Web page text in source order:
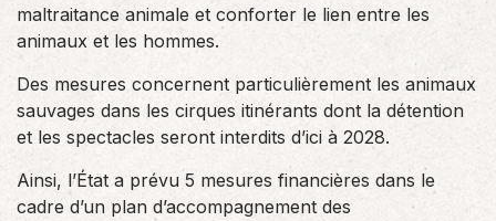
maltraitance animale et conforter le lien entre les
animaux et les hommes.
Des mesures concernent particulièrement les animaux
sauvages dans les cirques itinérants dont la détention
et les spectacles seront interdits d’ici à 2028.
Ainsi, l’État a prévu 5 mesures financières dans le
cadre d’un plan d’accompagnement des